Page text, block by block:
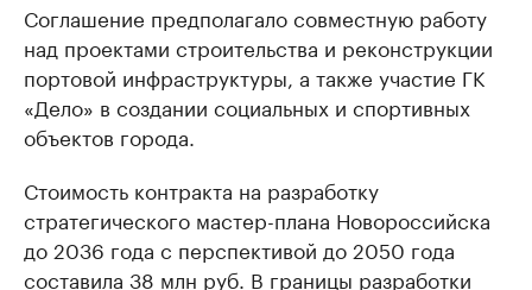
Соглашение предполагало совместную работу
над проектами строительства и реконструкции
портовой инфраструктуры, а также участие ГК
«Дело» в создании социальных и спортивных
объектов города.
Стоимость контракта на разработку
стратегического мастер-плана Новороссийска
до 2036 года с перспективой до 2050 года
составила 38 млн руб. В границы разработки